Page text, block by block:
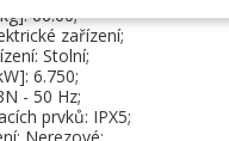
66.00;
zařízení;
Stolní;
6.750;
- 50 Hz;
prvků: IPX5;